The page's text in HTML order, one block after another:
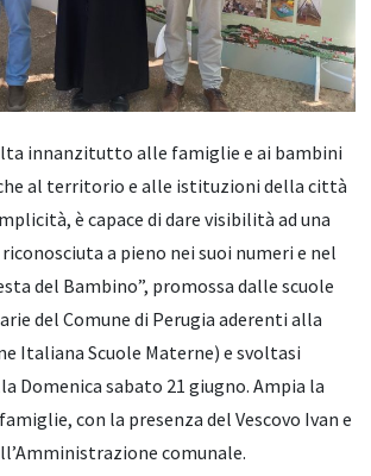
innanzitutto alle famiglie e ai bambini
al territorio e alle istituzioni della città
è capace di dare visibilità ad una
a pieno nei suoi numeri e nel
del Bambino”, promossa dalle scuole
del Comune di Perugia aderenti alla
Italiana Scuole Materne) e svoltasi
Domenica sabato 21 giugno. Ampia la
con la presenza del Vescovo Ivan e
comunale.